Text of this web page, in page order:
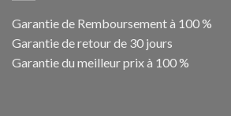
Garantie de Remboursement à 100 %
Garantie de retour de 30 jours
Garantie du meilleur prix à 100 %